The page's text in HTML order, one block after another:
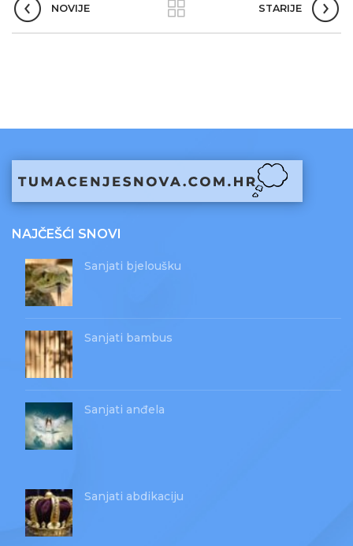
NOVIJE STARIJE
NAJČEŠĆI SNOVI
Sanjati bjeloušku
Sanjati bambus
Sanjati anđela
Sanjati abdikaciju